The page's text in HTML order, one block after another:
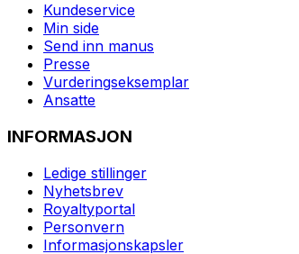
Kundeservice
Min side
Send inn manus
Presse
Vurderingseksemplar
Ansatte
INFORMASJON
Ledige stillinger
Nyhetsbrev
Royaltyportal
Personvern
Informasjonskapsler